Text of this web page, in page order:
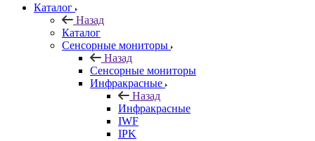
Каталог
Назад
Каталог
Сенсорные мониторы
Назад
Сенсорные мониторы
Инфракрасные
Назад
Инфракрасные
IWF
IPK